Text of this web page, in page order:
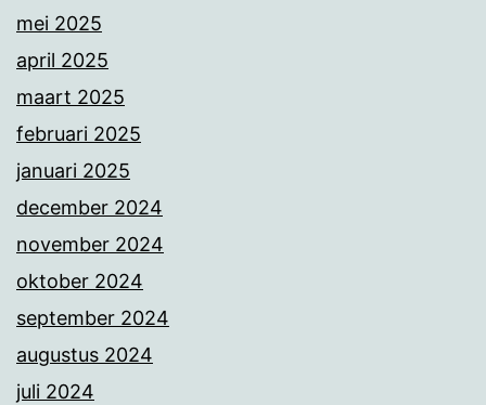
mei 2025
april 2025
maart 2025
februari 2025
januari 2025
december 2024
november 2024
oktober 2024
september 2024
augustus 2024
juli 2024